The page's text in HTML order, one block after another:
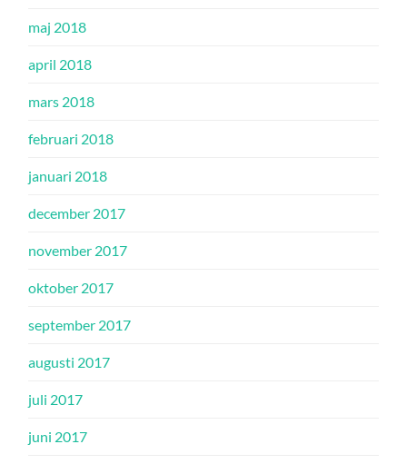
maj 2018
april 2018
mars 2018
februari 2018
januari 2018
december 2017
november 2017
oktober 2017
september 2017
augusti 2017
juli 2017
juni 2017